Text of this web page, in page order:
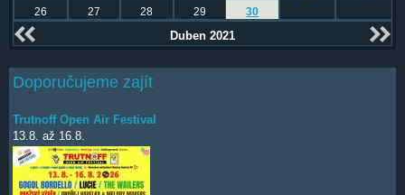
26
27 28 29 30
Duben 2021
Doporučujeme zajít
Trutnoff Open Air Festival
13.8. až 16.8.